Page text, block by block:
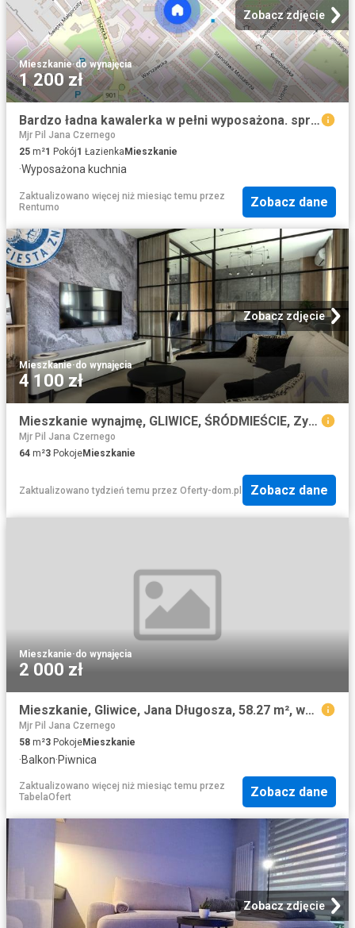
Zobacz zdjęcie
Mieszkanie·do wynajęcia
1 200 zł
Bardzo ładna kawalerka w pełni wyposażona. sprawd
Mjr Pil Jana Czernego
25 m²1 Pokój1 Łazienka Mieszkanie
·Wyposażona kuchnia
Zaktualizowano więcej niż miesiąc temu przez
Rentumo
Zobacz dane
Zobacz zdjęcie
Mieszkanie·do wynajęcia
4 100 zł
Mieszkanie wynajmę, GLIWICE, ŚRÓDMIEŚCIE, Zygmunta Starego, 64 m2, cena: 4 100 zł
Mjr Pil Jana Czernego
64 m²3 PokojeMieszkanie
Zaktualizowano tydzień temu przez Oferty-dom.pl Zobacz dane
Mieszkanie·do wynajęcia
2 000 zł
Mieszkanie, Gliwice, Jana Długosza, 58.27 m², wynajmę mieszkanie
Mjr Pil Jana Czernego
58 m²3 PokojeMieszkanie
·Balkon·Piwnica
Zaktualizowano więcej niż miesiąc temu przez
TabelaOfert
Zobacz dane
Zobacz zdjęcie